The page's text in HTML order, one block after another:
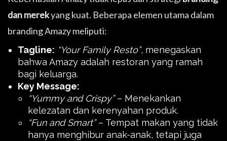
dan merekyang kuat. Beberapa elemen utama dalam
branding Amazy meliputi:
Tagline: “Your Family Resto”, menegaskan
bahwa Amazy adalah restoran yang ramah
bagi keluarga.
Key Message:
“Yummy and Crispy”– Menekankan
kelezatan dan kerenyahan produk.
“Fun and Smart”– Tempat makan yang tidak
hanya menghibur anak-anak, tetapi juga